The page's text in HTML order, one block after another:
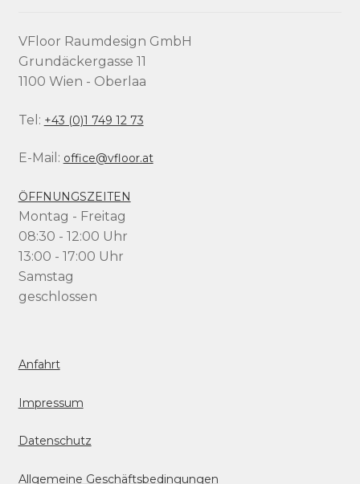
VFloor Raumdesign GmbH
Grundäckergasse 11
1100 Wien - Oberlaa
Tel: +43 (0)1 749 12 73
E-Mail: office@vfloor.at
ÖFFNUNGSZEITEN
Montag - Freitag
08:30 - 12:00 Uhr
13:00 - 17:00 Uhr
Samstag
geschlossen
Anfahrt
Impressum
Datenschutz
Allgemeine Geschäftsbedingungen